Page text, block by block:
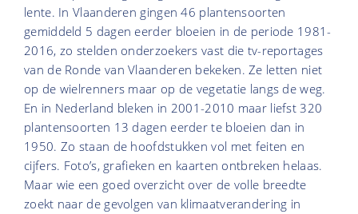
lente. In Vlaanderen gingen 46 plantensoorten
gemiddeld 5 dagen eerder bloeien in de periode 1981-
2016, zo stelden onderzoekers vast die tv-reportages
van de Ronde van Vlaanderen bekeken. Ze letten niet
op de wielrenners maar op de vegetatie langs de weg.
En in Nederland bleken in 2001-2010 maar liefst 320
plantensoorten 13 dagen eerder te bloeien dan in
1950. Zo staan de hoofdstukken vol met feiten en
cijfers. Foto’s, grafieken en kaarten ontbreken helaas.
Maar wie een goed overzicht over de volle breedte
zoekt naar de gevolgen van klimaatverandering in